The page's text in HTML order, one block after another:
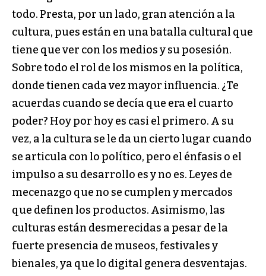
todo. Presta, por un lado, gran atención a la
cultura, pues están en una batalla cultural que
tiene que ver con los medios y su posesión.
Sobre todo el rol de los mismos en la política,
donde tienen cada vez mayor influencia. ¿Te
acuerdas cuando se decía que era el cuarto
poder? Hoy por hoy es casi el primero. A su
vez, a la cultura se le da un cierto lugar cuando
se articula con lo político, pero el énfasis o el
impulso a su desarrollo es y no es. Leyes de
mecenazgo que no se cumplen y mercados
que definen los productos. Asimismo, las
culturas están desmerecidas a pesar de la
fuerte presencia de museos, festivales y
bienales, ya que lo digital genera desventajas.